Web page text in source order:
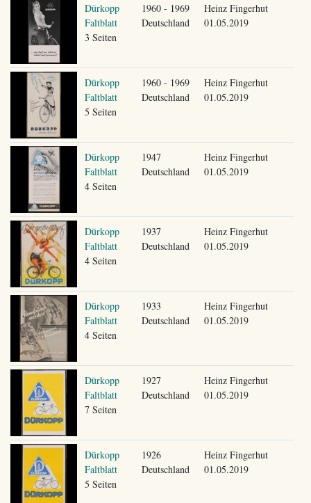
Dürkopp
Faltblatt
3 Seiten
1960 - 1969
Deutschland
Heinz Fingerhut
01.05.2019
Dürkopp
Faltblatt
5 Seiten
1960 - 1969
Deutschland
Heinz Fingerhut
01.05.2019
Dürkopp
Faltblatt
4 Seiten
1947
Deutschland
Heinz Fingerhut
01.05.2019
Dürkopp
Faltblatt
4 Seiten
1937
Deutschland
Heinz Fingerhut
01.05.2019
Dürkopp
Faltblatt
4 Seiten
1933
Deutschland
Heinz Fingerhut
01.05.2019
Dürkopp
Faltblatt
7 Seiten
1927
Deutschland
Heinz Fingerhut
01.05.2019
Dürkopp
Faltblatt
5 Seiten
1926
Deutschland
Heinz Fingerhut
01.05.2019